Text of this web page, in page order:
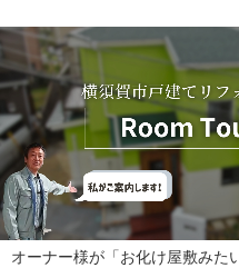
オーナー様が「お化け屋敷みた